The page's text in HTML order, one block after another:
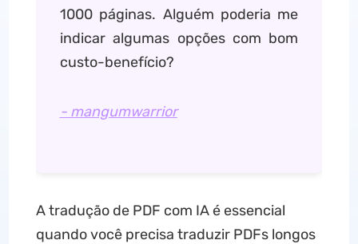
1000 páginas. Alguém poderia me
indicar algumas opções com bom
custo-benefício?
- mangumwarrior
A tradução de PDF com IA é essencial
quando você precisa traduzir PDFs longos